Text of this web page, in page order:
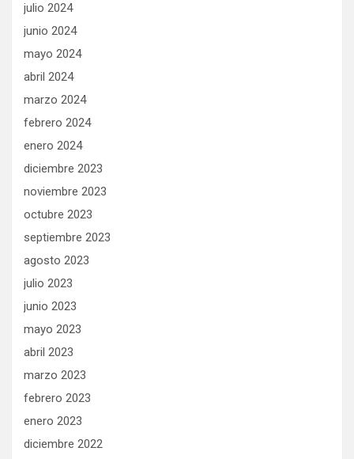
julio 2024
junio 2024
mayo 2024
abril 2024
marzo 2024
febrero 2024
enero 2024
diciembre 2023
noviembre 2023
octubre 2023
septiembre 2023
agosto 2023
julio 2023
junio 2023
mayo 2023
abril 2023
marzo 2023
febrero 2023
enero 2023
diciembre 2022